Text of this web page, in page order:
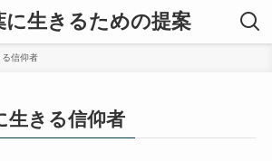
に生きるための提案
信仰者
生きる信仰者